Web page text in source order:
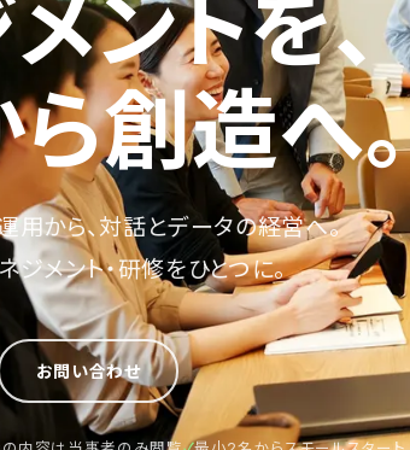
ら創造へ。
用から、対話とデータの経営へ。
ジメント・研修をひとつに。
お問い合わせ